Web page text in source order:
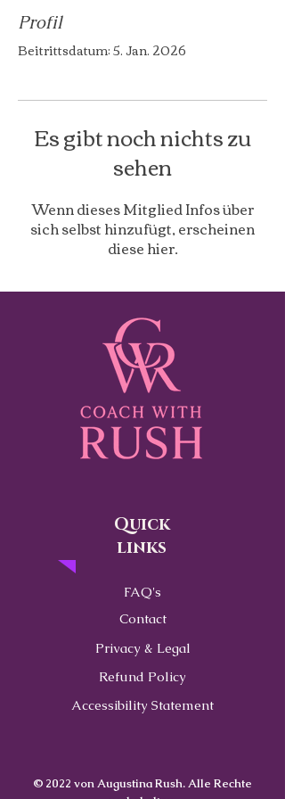
Profil
Beitrittsdatum: 5. Jan. 2026
Es gibt noch nichts zu
sehen
Wenn dieses Mitglied Infos über
sich selbst hinzufügt, erscheinen
diese hier.
Quick
links
FAQ's
Contact
Privacy & Legal
Refund Policy
Accessibility Statement
© 2022 von Augustina Rush. Alle Rechte